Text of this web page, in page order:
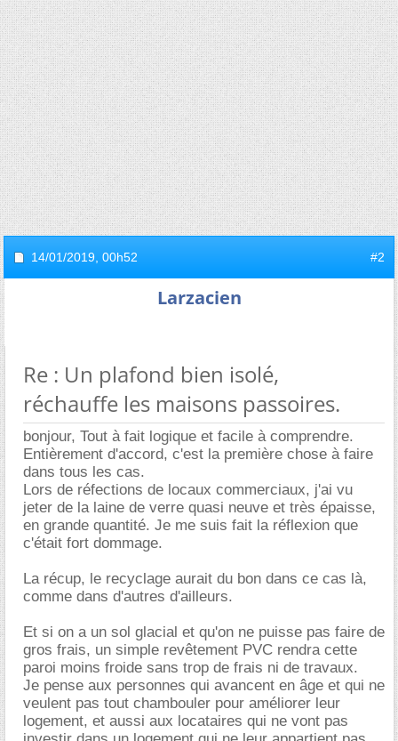
14/01/2019, 00h52 #2
Larzacien
Re : Un plafond bien isolé,
réchauffe les maisons passoires.
bonjour, Tout à fait logique et facile à comprendre.
Entièrement d'accord, c'est la première chose à faire
dans tous les cas.
Lors de réfections de locaux commerciaux, j'ai vu
jeter de la laine de verre quasi neuve et très épaisse,
en grande quantité. Je me suis fait la réflexion que
c'était fort dommage.
La récup, le recyclage aurait du bon dans ce cas là,
comme dans d'autres d'ailleurs.
Et si on a un sol glacial et qu'on ne puisse pas faire de
gros frais, un simple revêtement PVC rendra cette
paroi moins froide sans trop de frais ni de travaux.
Je pense aux personnes qui avancent en âge et qui ne
veulent pas tout chambouler pour améliorer leur
logement, et aussi aux locataires qui ne vont pas